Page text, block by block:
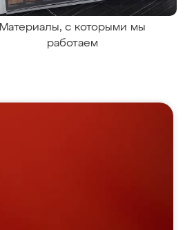
Материалы, с которыми мы
работаем